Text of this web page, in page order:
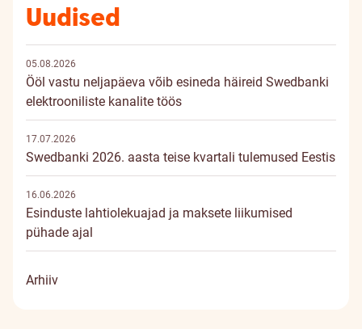
Uudised
05.08.2026
Ööl vastu neljapäeva võib esineda häireid Swedbanki
elektrooniliste kanalite töös
17.07.2026
Swedbanki 2026. aasta teise kvartali tulemused Eestis
16.06.2026
Esinduste lahtiolekuajad ja maksete liikumised
pühade ajal
Arhiiv